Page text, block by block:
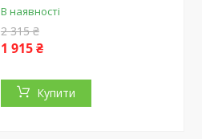
В наявності
2 315 ₴
1 915 ₴
Купити